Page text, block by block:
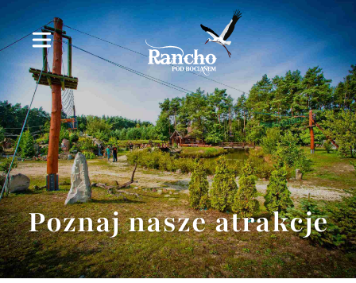
Poznaj nasze atrakcje